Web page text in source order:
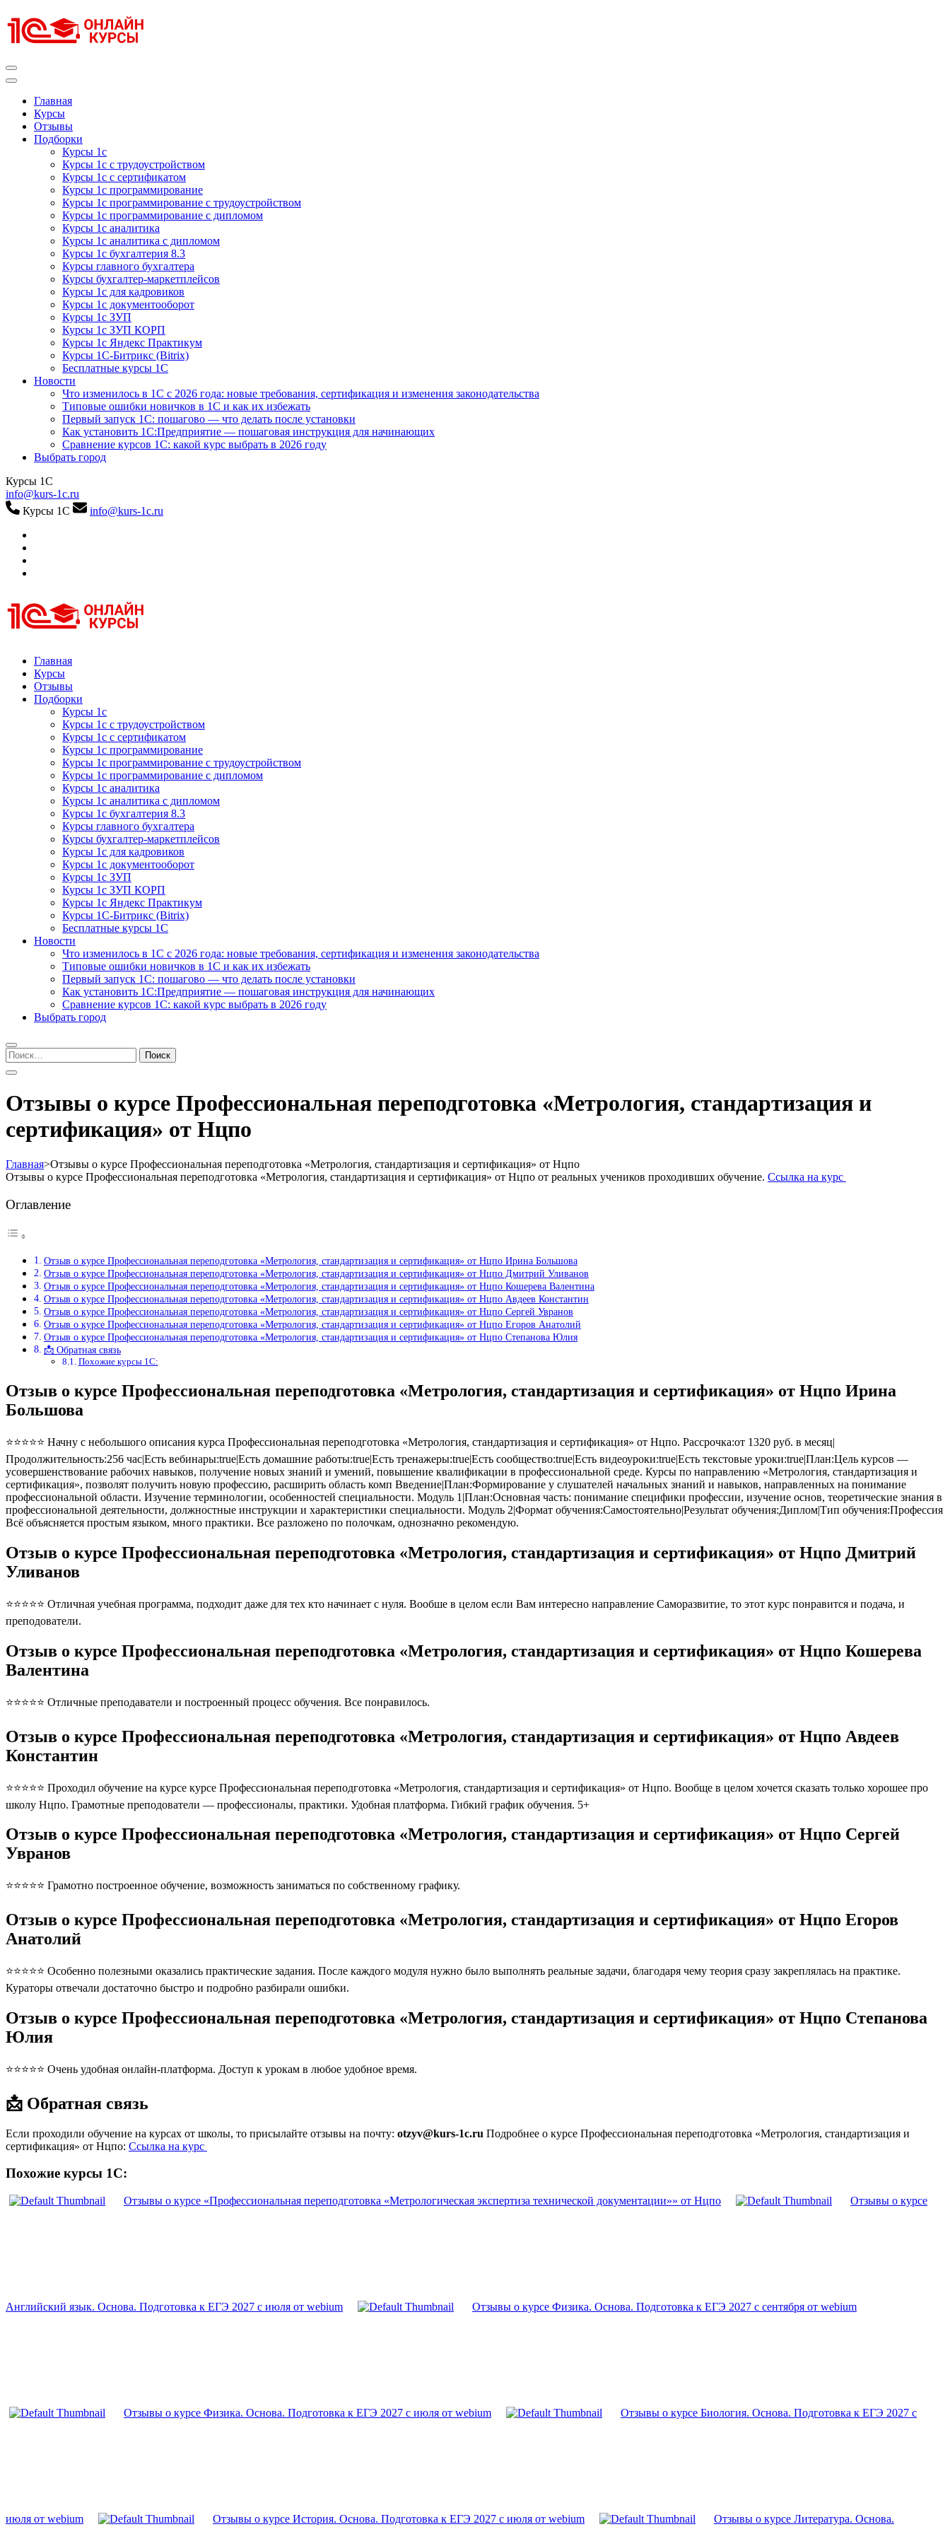
к
содержимому
Главная
Курсы
Отзывы
Подборки
Курсы 1с
Курсы 1с с трудоустройством
Курсы 1с с сертификатом
Курсы 1с программирование
Курсы 1с программирование с трудоустройством
Курсы 1с программирование с дипломом
Курсы 1с аналитика
Курсы 1с аналитика с дипломом
Курсы 1с бухгалтерия 8.3
Курсы главного бухгалтера
Курсы бухгалтер-маркетплейсов
Курсы 1с для кадровиков
Курсы 1с документооборот
Курсы 1с ЗУП
Курсы 1с ЗУП КОРП
Курсы 1с Яндекс Практикум
Курсы 1С-Битрикс (Bitrix)
Бесплатные курсы 1С
Новости
Что изменилось в 1С с 2026 года: новые требования, сертификация и изменения законодательства
Типовые ошибки новичков в 1С и как их избежать
Первый запуск 1С: пошагово — что делать после установки
Как установить 1С:Предприятие — пошаговая инструкция для начинающих
Сравнение курсов 1С: какой курс выбрать в 2026 году
Выбрать город
Курсы 1С
info@kurs-1c.ru
Курсы 1С
info@kurs-1c.ru
Курсы 1С
Курсы 1С официальная сертификация
Главная
Курсы
Отзывы
Подборки
Курсы 1с
Курсы 1с с трудоустройством
Курсы 1с с сертификатом
Курсы 1с программирование
Курсы 1с программирование с трудоустройством
Курсы 1с программирование с дипломом
Курсы 1с аналитика
Курсы 1с аналитика с дипломом
Курсы 1с бухгалтерия 8.3
Курсы главного бухгалтера
Курсы бухгалтер-маркетплейсов
Курсы 1с для кадровиков
Курсы 1с документооборот
Курсы 1с ЗУП
Курсы 1с ЗУП КОРП
Курсы 1с Яндекс Практикум
Курсы 1С-Битрикс (Bitrix)
Бесплатные курсы 1С
Новости
Что изменилось в 1С с 2026 года: новые требования, сертификация и изменения законодательства
Типовые ошибки новичков в 1С и как их избежать
Первый запуск 1С: пошагово — что делать после установки
Как установить 1С:Предприятие — пошаговая инструкция для начинающих
Сравнение курсов 1С: какой курс выбрать в 2026 году
Выбрать город
Найти:
Отзывы о курсе Профессиональная переподготовка «Метрология, стандартизация и
сертификация» от Нцпо
Главная>Отзывы о курсе Профессиональная переподготовка «Метрология, стандартизация и сертификация» от Нцпо
Отзывы о курсе Профессиональная переподготовка «Метрология, стандартизация и сертификация» от Нцпо от реальных учеников проходивших обучение. Ссылка на курс
Оглавление
Отзыв о курсе Профессиональная переподготовка «Метрология, стандартизация и сертификация» от Нцпо Ирина Большова
Отзыв о курсе Профессиональная переподготовка «Метрология, стандартизация и сертификация» от Нцпо Дмитрий Уливанов
Отзыв о курсе Профессиональная переподготовка «Метрология, стандартизация и сертификация» от Нцпо Кошерева Валентина
Отзыв о курсе Профессиональная переподготовка «Метрология, стандартизация и сертификация» от Нцпо Авдеев Константин
Отзыв о курсе Профессиональная переподготовка «Метрология, стандартизация и сертификация» от Нцпо Сергей Увранов
Отзыв о курсе Профессиональная переподготовка «Метрология, стандартизация и сертификация» от Нцпо Егоров Анатолий
Отзыв о курсе Профессиональная переподготовка «Метрология, стандартизация и сертификация» от Нцпо Степанова Юлия
📩 Обратная связь
Похожие курсы 1С:
Отзыв о курсе Профессиональная переподготовка «Метрология, стандартизация и сертификация» от Нцпо Ирина
Большова
⭐⭐⭐⭐⭐ Начну с небольшого описания курса Профессиональная переподготовка «Метрология, стандартизация и сертификация» от Нцпо. Рассрочка:от 1320 руб. в месяц|
Продолжительность:256 час|Есть вебинары:true|Есть домашние работы:true|Есть тренажеры:true|Есть сообщество:true|Есть видеоуроки:true|Есть текстовые уроки:true|План:Цель курсов —
усовершенствование рабочих навыков, получение новых знаний и умений, повышение квалификации в профессиональной среде. Курсы по направлению «Метрология, стандартизация и
сертификация», позволят получить новую профессию, расширить область комп Введение|План:Формирование у слушателей начальных знаний и навыков, направленных на понимание
профессиональной области. Изучение терминологии, особенностей специальности. Модуль 1|План:Основная часть: понимание специфики профессии, изучение основ, теоретические знания в
профессиональной деятельности, должностные инструкции и характеристики специальности. Модуль 2|Формат обучения:Самостоятельно|Результат обучения:Диплом|Тип обучения:Профессия
Всё объясняется простым языком, много практики. Все разложено по полочкам, однозначно рекомендую.
Отзыв о курсе Профессиональная переподготовка «Метрология, стандартизация и сертификация» от Нцпо Дмитрий
Уливанов
⭐⭐⭐⭐⭐ Отличная учебная программа, подходит даже для тех кто начинает с нуля. Вообше в целом если Вам интересно направление Саморазвитие, то этот курс понравится и подача, и
преподователи.
Отзыв о курсе Профессиональная переподготовка «Метрология, стандартизация и сертификация» от Нцпо Кошерева
Валентина
⭐⭐⭐⭐⭐ Отличные преподаватели и построенный процесс обучения. Все понравилось.
Отзыв о курсе Профессиональная переподготовка «Метрология, стандартизация и сертификация» от Нцпо Авдеев
Константин
⭐⭐⭐⭐⭐ Проходил обучение на курсе курсе Профессиональная переподготовка «Метрология, стандартизация и сертификация» от Нцпо. Вообще в целом хочется сказать только хорошее про
школу Нцпо. Грамотные преподователи — профессионалы, практики. Удобная платформа. Гибкий график обучения. 5+
Отзыв о курсе Профессиональная переподготовка «Метрология, стандартизация и сертификация» от Нцпо Сергей
Увранов
⭐⭐⭐⭐⭐ Грамотно построенное обучение, возможность заниматься по собственному графику.
Отзыв о курсе Профессиональная переподготовка «Метрология, стандартизация и сертификация» от Нцпо Егоров
Анатолий
⭐⭐⭐⭐⭐ Особенно полезными оказались практические задания. После каждого модуля нужно было выполнять реальные задачи, благодаря чему теория сразу закреплялась на практике.
Кураторы отвечали достаточно быстро и подробно разбирали ошибки.
Отзыв о курсе Профессиональная переподготовка «Метрология, стандартизация и сертификация» от Нцпо Степанова
Юлия
⭐⭐⭐⭐⭐ Очень удобная онлайн-платформа. Доступ к урокам в любое удобное время.
📩 Обратная связь
Если проходили обучение на курсах от школы, то присылайте отзывы на почту: otzyv@kurs-1c.ru Подробнее о курсе Профессиональная переподготовка «Метрология, стандартизация и
сертификация» от Нцпо: Ссылка на курс
Похожие курсы 1С:
Отзывы о курсе «Профессиональная переподготовка «Метрологическая экспертиза технической документации»» от Нцпо Отзывы о курсе
Английский язык. Основа. Подготовка к ЕГЭ 2027 с июля от webium Отзывы о курсе Физика. Основа. Подготовка к ЕГЭ 2027 с сентября от webium
Отзывы о курсе Физика. Основа. Подготовка к ЕГЭ 2027 с июля от webium Отзывы о курсе Биология. Основа. Подготовка к ЕГЭ 2027 с
июля от webium Отзывы о курсе История. Основа. Подготовка к ЕГЭ 2027 с июля от webium Отзывы о курсе Литература. Основа.